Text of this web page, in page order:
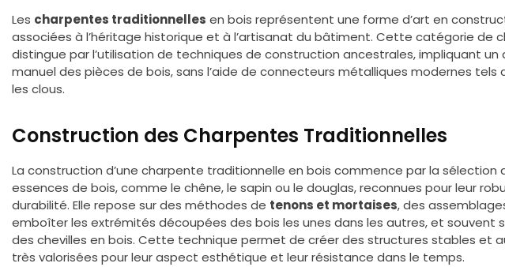
Les charpentes traditionnelles en bois représentent une forme d’art en
associées à l’héritage historique et à l’artisanat du bâtiment. Cette catégorie de
distingue par l’utilisation de techniques de construction ancestrales, impliquant un
manuel des pièces de bois, sans l’aide de connecteurs métalliques modernes tels
les clous.
Construction des Charpentes Traditionnelles
La construction d’une charpente traditionnelle en bois commence par la sélection
essences de bois, comme le chêne, le sapin ou le douglas, reconnues pour leur
durabilité. Elle repose sur des méthodes de tenons et mortaises, des
emboîter les extrémités découpées des bois les unes dans les autres, et souvent
des chevilles en bois. Cette technique permet de créer des structures stables et
très valorisées pour leur aspect esthétique et leur résistance dans le temps.